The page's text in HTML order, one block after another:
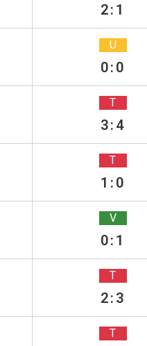
2:1
U
0:0
T
3:4
T
1:0
V
0:1
T
2:3
T